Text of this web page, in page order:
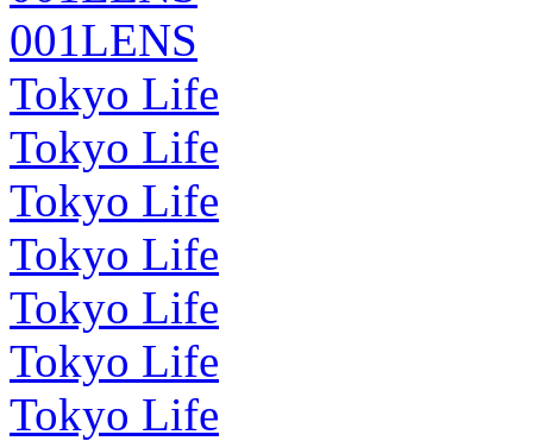
001LENS
Tokyo Life
Tokyo Life
Tokyo Life
Tokyo Life
Tokyo Life
Tokyo Life
Tokyo Life